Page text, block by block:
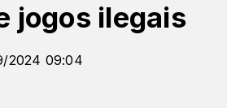
jogos ilegais
2024 09:04